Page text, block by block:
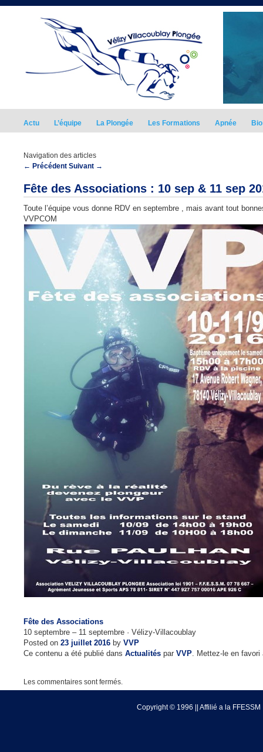
Actu L’équipe La Plongée Les Formations Apnée Bio
Navigation des articles
← Précédent Suivant →
Fête des Associations : 10 sep & 11 sep
Toute l’équipe vous donne RDV en septembre , mais avant tout
VVPCOM
Fête des Associations
10 septembre – 11 septembre · Vélizy-Villacoublay
Posted on 23 juillet 2016 by VVP
Ce contenu a été publié dans Actualités par VVP. Mettez-le en
Les commentaires sont fermés.
Copyright © 1996 || Affilié a la